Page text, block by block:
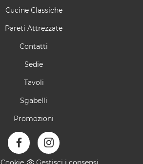
Cucine Classiche
Pareti Attrezzate
Contatti
Sedie
Tavoli
Sgabelli
Promozioni